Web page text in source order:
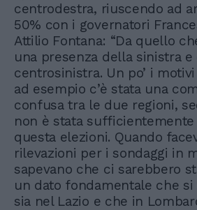
centrodestra, riuscendo ad
50% con i governatori
Attilio Fontana: “Da quello
una presenza della sinistra e
centrosinistra. Un po’ i
ad esempio c’è stata una
confusa tra le due regioni,
non è stata
questa elezioni. Quando
rilevazioni per i sondaggi in
sapevano che ci sarebbero
un dato fondamentale che si
sia nel Lazio e che in